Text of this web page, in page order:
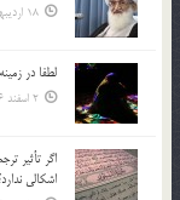
18 اردیبهشت 98
لطفا در
2 اسفند 96
اگر تأثير
اشكالي